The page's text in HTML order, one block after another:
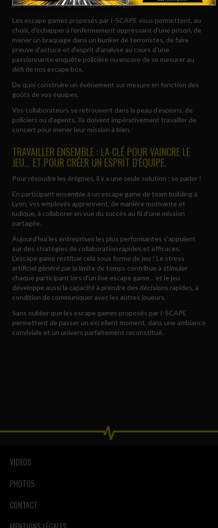
personnel dans une atmosphère unique.
Les escape games proposés par I-SCAPE vous permettent, au
choix, d'échapper à l’enfermement oppressant d'une prison, de
mener un braquage dans un bunker de terroristes, de faire
preuve d'astuce et d'esprit d'analyse au cours d'une
passionnante enquête policière ou encore de se mesurer au
défi de nos escape box.
De quoi construire un événement sur mesure en fonction des
goûts de vos équipes.
Vos collaborateurs se retrouvent dans la peau d’espions, de
policiers ou d’agents. Ils doivent impérativement travailler de
concert pour mener leur mission à bien.
TRAVAILLER ENSEMBLE : LA CLÉ POUR VAINCRE LE
JEU... ET POUR CRÉER UN ESPRIT D'ÉQUIPE.
Pour résoudre les énigmes, il y a une seule solution : se parler !
En participant ensemble à un escape game de team building à
Lyon, vos employés apprennent, de manière motivante et
ludique, à collaborer en vue du succès au fil d'une mission
partagée.
Aujourd'hui les entreprises les plus performantes s'appuient
sur des stratégies de collaboration rapides et efficaces.
L’escape game restitue cela sous forme de jeu ! Le stress
artificiel généré par la limite de temps contribue à stimuler
chaque participant lors d'un live escape game… et le jeu
développe aussi la capacité à prendre des décisions rapides, à
condition de communiquer avec les autres joueurs.
Sans oublier que les escape games proposés par I-SCAPE
permettent de passer un excellent moment, dans une ambiance
conviviale et un univers parfaitement reconstitué.
VIDÉOS
PHOTOS
CONTACT